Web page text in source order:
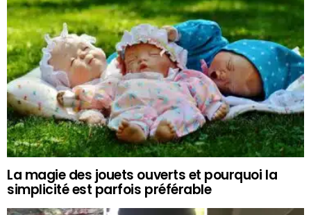
La magie des jouets ouverts et pourquoi la
simplicité est parfois préférable